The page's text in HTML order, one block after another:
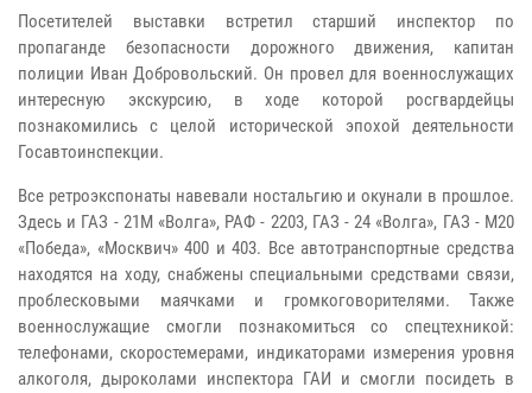
Посетителей выставки встретил старший инспектор по
пропаганде безопасности дорожного движения, капитан
полиции Иван Добровольский. Он провел для военнослужащих
интересную экскурсию, в ходе которой росгвардейцы
познакомились с целой исторической эпохой деятельности
Госавтоинспекции.
Все ретроэкспонаты навевали ностальгию и окунали в прошлое.
Здесь и ГАЗ - 21М «Волга», РАФ - 2203, ГАЗ - 24 «Волга», ГАЗ - М20
«Победа», «Москвич» 400 и 403. Все автотранспортные средства
находятся на ходу, снабжены специальными средствами связи,
проблесковыми маячками и громкоговорителями. Также
военнослужащие смогли познакомиться со спецтехникой:
телефонами, скоростемерами, индикаторами измерения уровня
алкоголя, дыроколами инспектора ГАИ и смогли посидеть в